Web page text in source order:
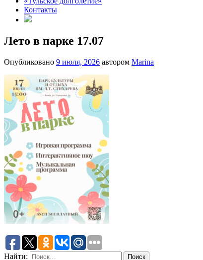
Контакты
Лето в парке 17.07
Опубликовано 9 июля, 2026 автором Marina
Найти: